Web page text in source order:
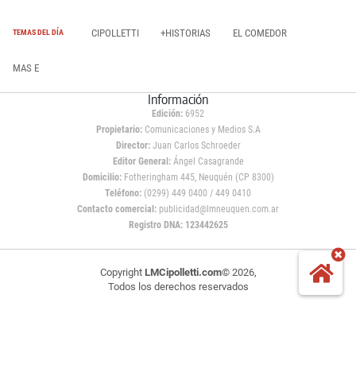
TEMAS DEL DÍA CIPOLLETTI +HISTORIAS EL COMEDOR
MAS E
Información
Edición: 6952
Propietario:Comunicaciones y Medios S.A
Director: Juan Carlos Schroeder
Editor General:Ángel Casagrande
Domicilio:Fotheringham 445, Neuquén (CP 8300)
Teléfono: (0299) 449 0400 / 449 0410
Contacto comercial: publicidad@lmneuquen.com.ar
Registro DNA: 123442625
Copyright LMCipolletti.com© 2026,
Todos los derechos reservados